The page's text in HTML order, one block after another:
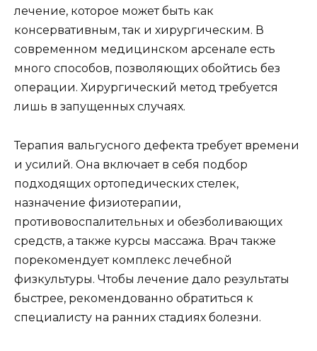
лечение, которое может быть как
консервативным, так и хирургическим. В
современном медицинском арсенале есть
много способов, позволяющих обойтись без
операции. Хирургический метод требуется
лишь в запущенных случаях.
Терапия вальгусного дефекта требует времени
и усилий. Она включает в себя подбор
подходящих ортопедических стелек,
назначение физиотерапии,
противовоспалительных и обезболивающих
средств, а также курсы массажа. Врач также
порекомендует комплекс лечебной
физкультуры. Чтобы лечение дало результаты
быстрее, рекомендованно обратиться к
специалисту на ранних стадиях болезни.